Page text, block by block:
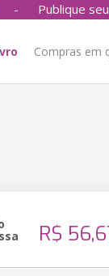
- Publique
Compras em
R$